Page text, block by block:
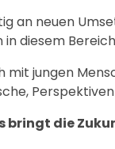
an neuen
in diesem
mit jungen
bringt die